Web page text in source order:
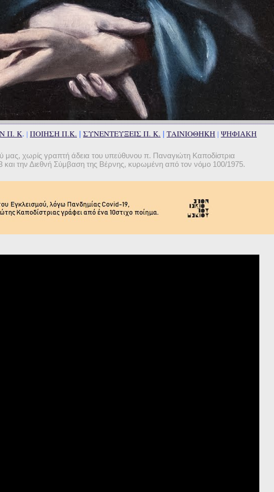
Π. Κ. | ΠΟΙΗΣΗ Π.Κ. | ΣΥΝΕΝΤΕΥΞΕΙΣ Π. Κ. | ΤΑΙΝΙΟΘΗΚΗ | ΨΗΦΙΑΚΗ
μας, χωρίς γραπτή άδεια του υπεύθυνου π. Παναγιώτη Καποδίστρια
την Διεθνή Σύμβαση της Βέρνης, κυρωμένη από τον νόμο 100/1975.